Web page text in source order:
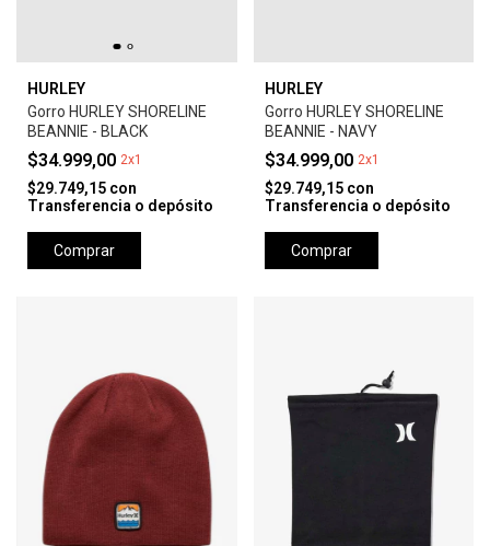
HURLEY
Gorro HURLEY SHORELINE
BEANNIE - BLACK
$34.999,00 2x1
$29.749,15 con
Transferencia o depósito
Comprar
HURLEY
Gorro HURLEY SHORELINE
BEANNIE - NAVY
$34.999,00 2x1
$29.749,15 con
Transferencia o depósito
Comprar